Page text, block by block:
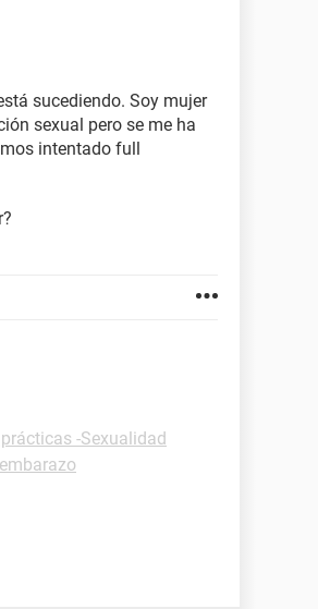
sucediendo. Soy mujer
sexual pero se me ha
intentado full
-Sexualidad